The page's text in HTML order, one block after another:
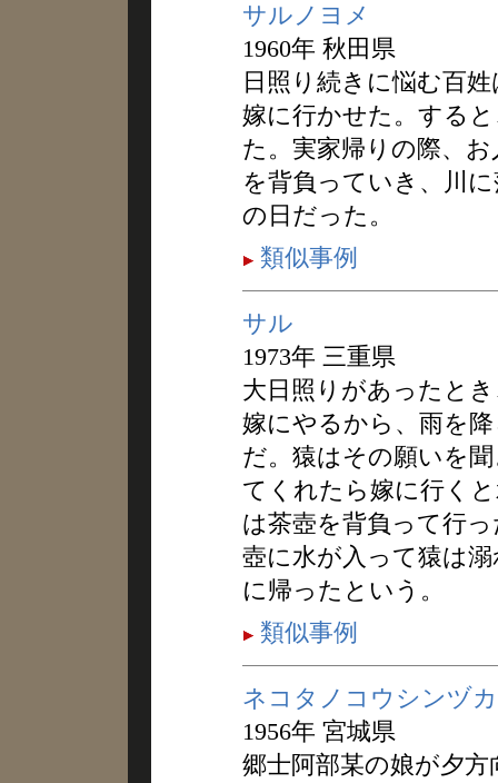
サルノヨメ
1960年 秋田県
日照り続きに悩む百
嫁に行かせた。する
た。実家帰りの際、
を背負っていき、川
の日だった。
類似事例
サル
1973年 三重県
大日照りがあったと
嫁にやるから、雨を
だ。猿はその願いを
てくれたら嫁に行く
は茶壺を背負って行
壺に水が入って猿は
に帰ったという。
類似事例
ネコタノコウシンヅカ
1956年 宮城県
郷士阿部某の娘が夕